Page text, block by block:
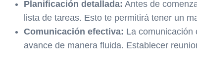
Planificación detallada: Antes de
lista de tareas. Esto te permitirá tener un
Comunicación efectiva: La comunicación
avance de manera fluida. Establecer